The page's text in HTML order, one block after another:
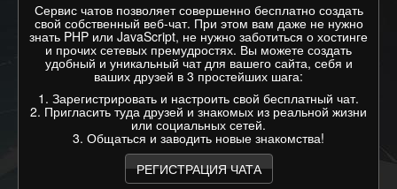
Сервис чатов позволяет совершенно бесплатно создать
свой собственный веб-чат. При этом вам даже не нужно
знать PHP или JavaScript, не нужно заботиться о хостинге
и прочих сетевых премудростях. Вы можете создать
удобный и уникальный чат для вашего сайта, себя и
ваших друзей в 3 простейших шага:
1. Зарегистрировать и настроить свой бесплатный чат.
2. Пригласить туда друзей и знакомых из реальной жизни
или социальных сетей.
3. Общаться и заводить новые знакомства!
РЕГИСТРАЦИЯ ЧАТА